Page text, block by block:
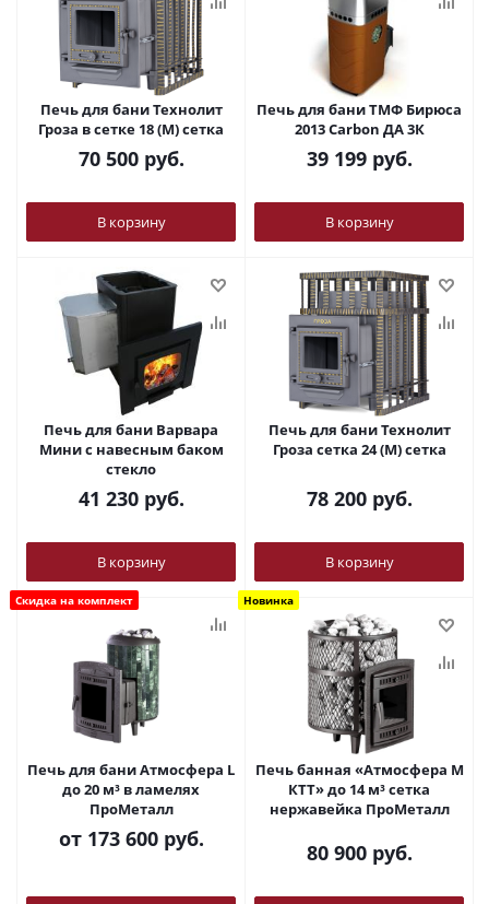
Печь для бани Технолит
Гроза в сетке 18 (М) сетка
70 500руб.
В корзину
Печь для бани ТМФ Бирюса
2013 Carbon ДА 3К
39 199руб.
В корзину
Печь для бани Варвара
Мини с навесным баком
стекло
41 230руб.
В корзину
Печь для бани Технолит
Гроза сетка 24 (М) сетка
78 200руб.
В корзину
Скидка на комплект
Печь для бани Атмосфера L
до 20 м³ в ламелях
ПроМеталл
от 173 600 руб.
Новинка
Печь банная «Атмосфера М
КТТ» до 14 м³ сетка
нержавейка ПроМеталл
80 900руб.